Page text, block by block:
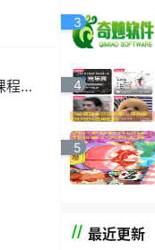
介
3
4
5
最近更新